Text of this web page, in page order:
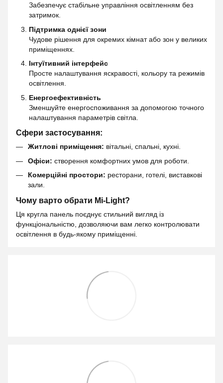
Забезпечує стабільне управління освітленням без
затримок.
Підтримка однієї зони
Чудове рішення для окремих кімнат або зон у великих
приміщеннях.
Інтуїтивний інтерфейс
Просте налаштування яскравості, кольору та режимів
освітлення.
Енергоефективність
Зменшуйте енергоспоживання за допомогою точного
налаштування параметрів світла.
Сфери застосування:
Житлові приміщення: вітальні, спальні, кухні.
Офіси: створення комфортних умов для роботи.
Комерційні простори: ресторани, готелі, виставкові
зали.
Чому варто обрати Mi-Light?
Ця кругла панель поєднує стильний вигляд із
функціональністю, дозволяючи вам легко контролювати
освітлення в будь-якому приміщенні.